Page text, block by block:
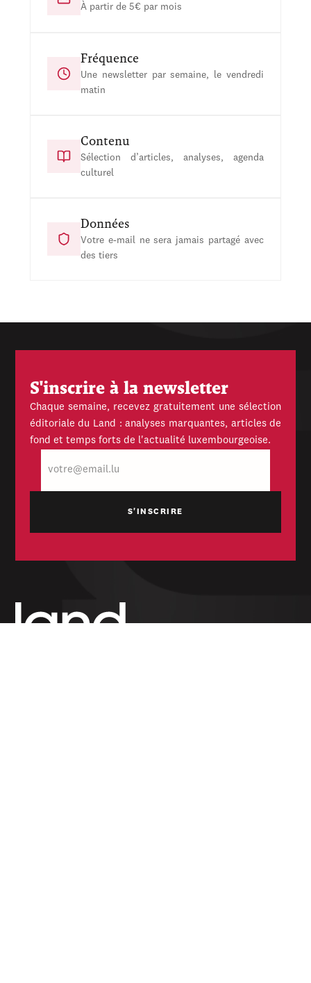
À partir de 5€ par mois
Fréquence
Une newsletter par semaine, le vendredi
matin
Contenu
Sélection d’articles, analyses, agenda
culturel
Données
Votre e-mail ne sera jamais partagé avec
des tiers
S'inscrire à la newsletter
Chaque semaine, recevez gratuitement une sélection
éditoriale du Land : analyses marquantes, articles de
fond et temps forts de l'actualité luxembourgeoise.
mail